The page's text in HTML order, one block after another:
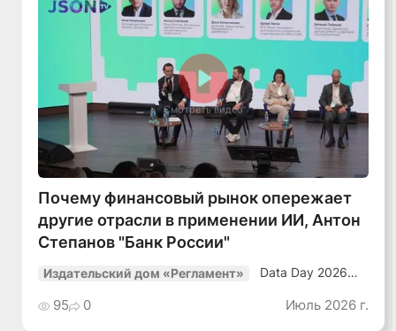
Смотреть видео
Почему финансовый рынок опережает
другие отрасли в применении ИИ, Антон
Степанов "Банк России"
Издательский дом «Регламент»
Data Day 2026
Как сохранять
уверенный курс
95 0 Июль 2026 г.